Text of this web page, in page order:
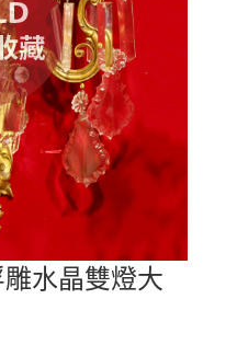
水晶雙燈大